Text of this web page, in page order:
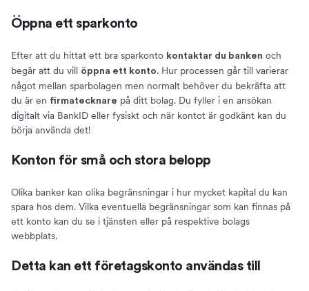
Öppna ett sparkonto
Efter att du hittat ett bra sparkonto kontaktar du banken och
begär att du vill öppna ett konto. Hur processen går till varierar
något mellan sparbolagen men normalt behöver du bekräfta att
du är en firmatecknare på ditt bolag. Du fyller i en ansökan
digitalt via BankID eller fysiskt och när kontot är godkänt kan du
börja använda det!
Konton för små och stora belopp
Olika banker kan olika begränsningar i hur mycket kapital du kan
spara hos dem. Vilka eventuella begränsningar som kan finnas på
ett konto kan du se i tjänsten eller på respektive bolags
webbplats.
Detta kan ett företagskonto användas till